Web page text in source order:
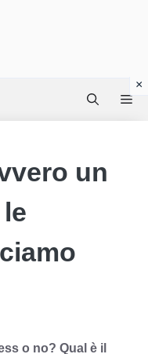
un
o no? Qual è il